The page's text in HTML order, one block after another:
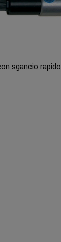
sgancio rapido